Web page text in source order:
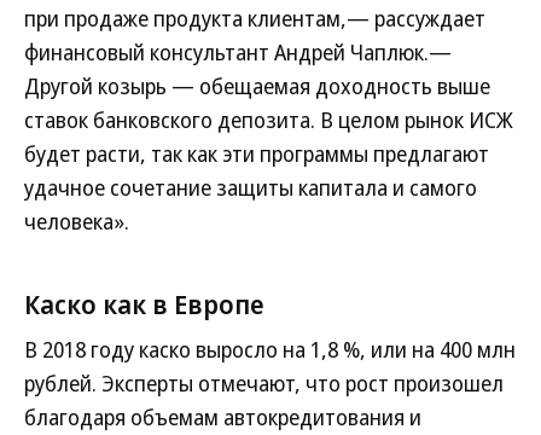
при продаже продукта клиентам,— рассуждает
финансовый консультант Андрей Чаплюк.—
Другой козырь — обещаемая доходность выше
ставок банковского депозита. В целом рынок ИСЖ
будет расти, так как эти программы предлагают
удачное сочетание защиты капитала и самого
человека».
Каско как в Европе
В 2018 году каско выросло на 1,8 %, или на 400 млн
рублей. Эксперты отмечают, что рост произошел
благодаря объемам автокредитования и